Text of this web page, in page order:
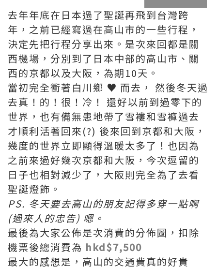
去年年底在日本過了聖誕再飛到台灣跨
年，之前已經寫過在高山市的一些行程，
決定先把行程分享出來。是次來回都是關
西機場，分別到了日本中部的高山市、關
西的京都以及大阪，為期10天。
當初完全衝著白川鄉 ♥ 而去， 然後冬天過
去真！的！很！冷！ 還好以前到過零下的
世界，也有備無患地帶了雪褸和雪褲過去
才順利活著回來(?) 後來回到京都和大阪，
幾度的世界立即顯得溫暖太多了！也因為
之前來過好幾次京都和大阪，今次逗留的
日子也相對減少了，大阪則完全為了去看
聖誕燈飾。
PS. 冬天要去高山的朋友記得多穿一點啊
(過來人的忠告) 嗯。
最後為大家公佈是次消費的分佈圖，扣除
機票後總消費為 hkd$7,500
最大的感想是，高山的交通費真的好貴